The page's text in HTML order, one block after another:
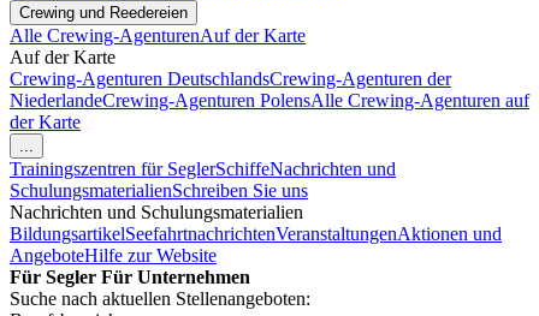
Crewing und Reedereien
Alle Crewing-AgenturenAuf der Karte
Auf der Karte
Crewing-Agenturen DeutschlandsCrewing-Agenturen der
NiederlandeCrewing-Agenturen PolensAlle Crewing-Agenturen auf
der Karte
...
Trainingszentren für SeglerSchiffeNachrichten und
SchulungsmaterialienSchreiben Sie uns
Nachrichten und Schulungsmaterialien
BildungsartikelSeefahrtnachrichtenVeranstaltungenAktionen und
AngeboteHilfe zur Website
Für Segler Für Unternehmen
Suche nach aktuellen Stellenangeboten: